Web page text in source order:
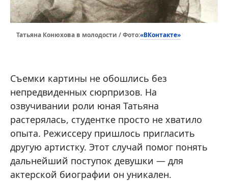
Татьяна Конюхова в молодости / Фото:«ВКонтакте»
Съемки картины не обошлись без
непредвиденных сюрпризов. На
озвучивании роли юная Татьяна
растерялась, студентке просто не хватило
опыта. Режиссеру пришлось пригласить
другую артистку. Этот случай помог понять
дальнейший поступок девушки — для
актерской биографии он уникален.